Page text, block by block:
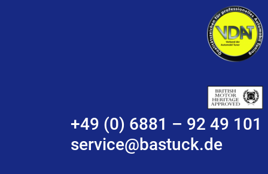
+49 (0) 6881 – 92 49 101
service@bastuck.de